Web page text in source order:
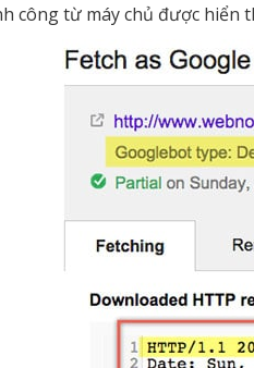
công từ máy chủ được hiển